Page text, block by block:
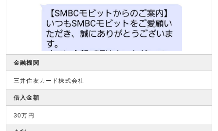
金融機関
三井住友カード株式会社
借入金額
30万円